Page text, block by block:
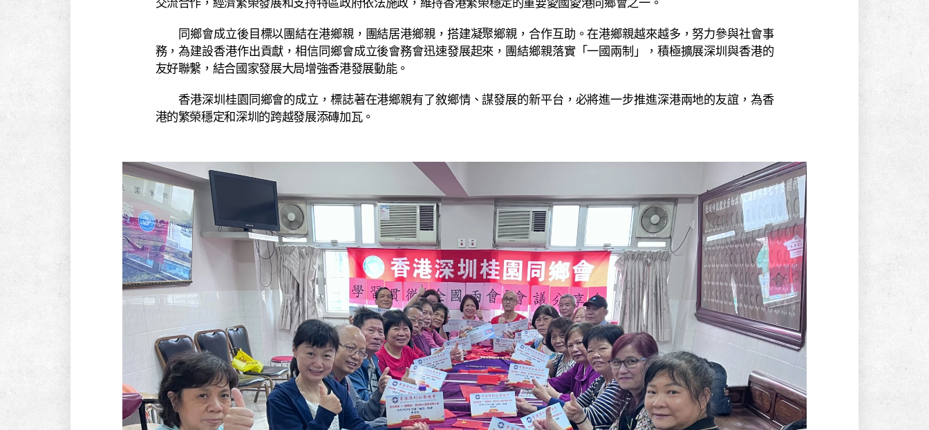
同鄉會成立後目標以團結在港鄉親，團結居港鄉親，搭建凝聚鄉親，合作互助。在港鄉親越來越多，努力參與社會事
務，為建設香港作出貢獻，相信同鄉會成立後會務會迅速發展起來，團結鄉親落實「一國兩制」，積極擴展深圳與香港的
友好聯繫，結合國家發展大局增強香港發展動能。
香港深圳桂園同鄉會的成立，標誌著在港鄉親有了敘鄉情、謀發展的新平台，必將進一步推進深港兩地的友誼，為香
港的繁榮穩定和深圳的跨越發展添磚加瓦。